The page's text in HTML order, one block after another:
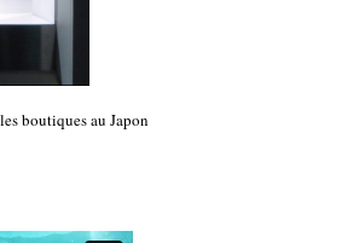
boutiques au Japon